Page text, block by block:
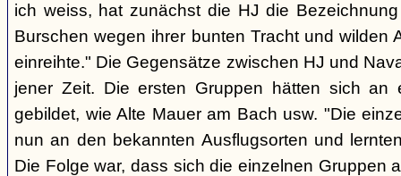
ich weiss, hat zunächst die HJ die
Burschen wegen ihrer bunten Tracht und wilden
einreihte." Die Gegensätze zwischen HJ und
jener Zeit. Die ersten Gruppen hätten sich an
gebildet, wie Alte Mauer am Bach usw. "Die
nun an den bekannten Ausflugsorten und
Die Folge war, dass sich die einzelnen Gruppen